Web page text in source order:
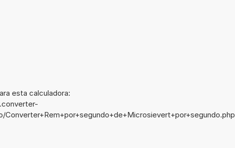
esta calculadora:
Converter+Rem+por+segundo+de+Microsievert+por+segundo.php